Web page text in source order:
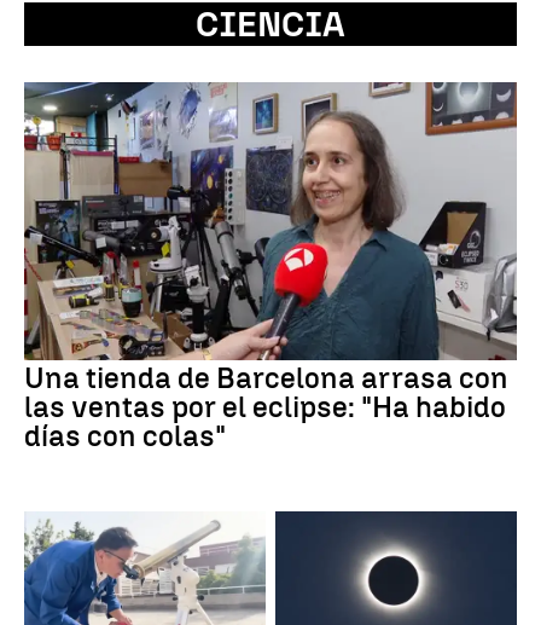
CIENCIA
Una tienda de Barcelona arrasa con
las ventas por el eclipse: "Ha habido
días con colas"